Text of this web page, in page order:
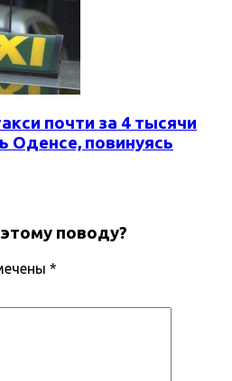
почти за 4 тысячи
Оденсе, повинуясь
поводу?
*